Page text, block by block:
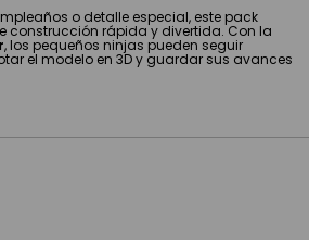
o detalle especial, este pack
construcción rápida y divertida. Con la
, los pequeños ninjas pueden seguir
el modelo en 3D y guardar sus avances